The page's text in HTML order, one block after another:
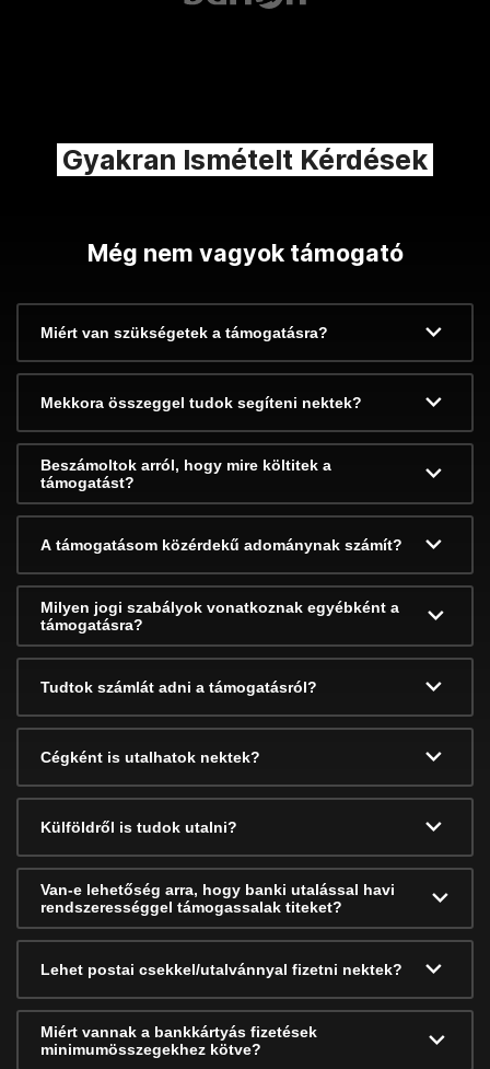
Gyakran Ismételt Kérdések
Még nem vagyok támogató
Miért van szükségetek a támogatásra?
Mekkora összeggel tudok segíteni nektek?
Beszámoltok arról, hogy mire költitek a
támogatást?
A támogatásom közérdekű adománynak számít?
Milyen jogi szabályok vonatkoznak egyébként a
támogatásra?
Tudtok számlát adni a támogatásról?
Cégként is utalhatok nektek?
Külföldről is tudok utalni?
Van-e lehetőség arra, hogy banki utalással havi
rendszerességgel támogassalak titeket?
Lehet postai csekkel/utalvánnyal fizetni nektek?
Miért vannak a bankkártyás fizetések
minimumösszegekhez kötve?